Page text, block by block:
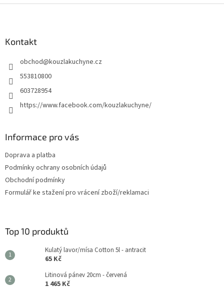
Kontakt
obchod@kouzlakuchyne.cz
553810800
603728954
https://www.facebook.com/kouzlakuchyne/
Informace pro vás
Doprava a platba
Podmínky ochrany osobních údajů
Obchodní podmínky
Formulář ke stažení pro vrácení zboží/reklamaci
Top 10 produktů
Kulatý lavor/mísa Cotton 5l - antracit
65 Kč
Litinová pánev 20cm - červená
1 465 Kč